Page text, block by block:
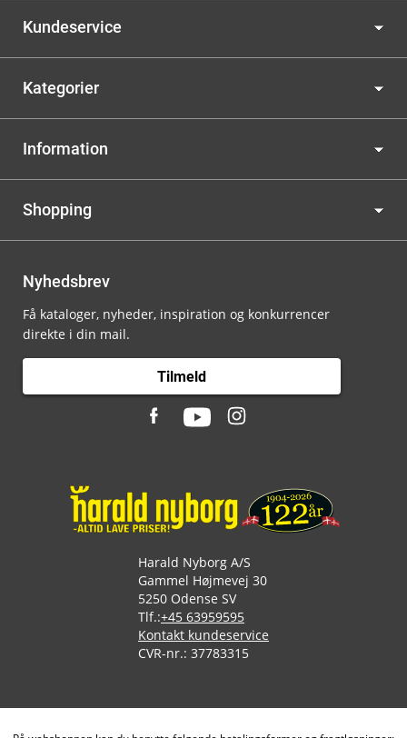
Kundeservice
Kategorier
Information
Shopping
Nyhedsbrev
Få kataloger, nyheder, inspiration og konkurrencer
direkte i din mail.
Tilmeld
Harald Nyborg A/S
Gammel Højmevej 30
5250 Odense SV
Tlf.:+45 63959595
Kontakt kundeservice
CVR-nr.: 37783315